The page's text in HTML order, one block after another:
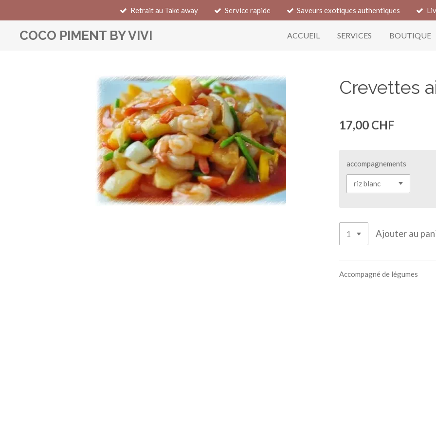
contenu
Retrait au Take away Service rapide Saveurs exotiques authentiques
COCO PIMENT BY VIVI ACCUEIL SERVICES BOUTIQUE
Crevettes
17,00 CHF
accompagnements
Ajouter au
Accompagné de légumes